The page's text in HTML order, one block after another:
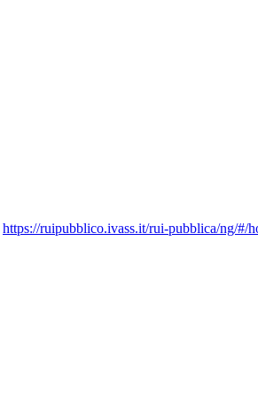
https://ruipubblico.ivass.it/rui-pubblica/ng/#/